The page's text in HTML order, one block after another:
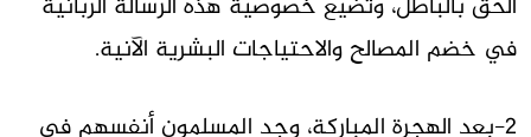
في خضم المصالح والاحتياجات البشرية الآنية.
2-بعد الهجرة المباركة، وجد المسلمون أنفسهم في